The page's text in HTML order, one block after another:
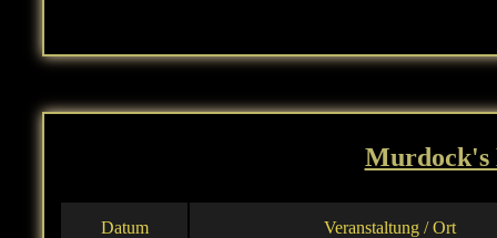
Murdock's
Datum Veranstaltung / Ort